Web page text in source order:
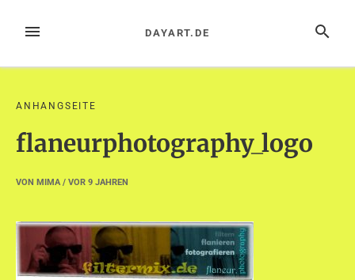
InhaltMENÜ SUCHE
DAYART.DE
ANHANGSEITE
flaneurphotography_logo
VON MIMA/ VOR 9 JAHREN